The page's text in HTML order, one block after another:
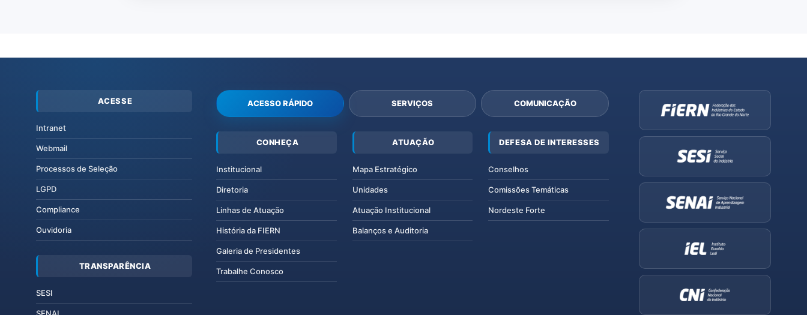
ACESSE
Intranet
Webmail
Processos de Seleção
LGPD
Compliance
Ouvidoria
TRANSPARÊNCIA
SESI
ACESSO RÁPIDO SERVIÇOS COMUNICAÇÃO
CONHEÇA
Institucional
Diretoria
Linhas de Atuação
História da FIERN
Galeria de Presidentes
Trabalhe Conosco
ATUAÇÃO
Mapa Estratégico
Unidades
Atuação Institucional
Balanços e Auditoria
DEFESA DE INTERESSES
Conselhos
Comissões Temáticas
Nordeste Forte